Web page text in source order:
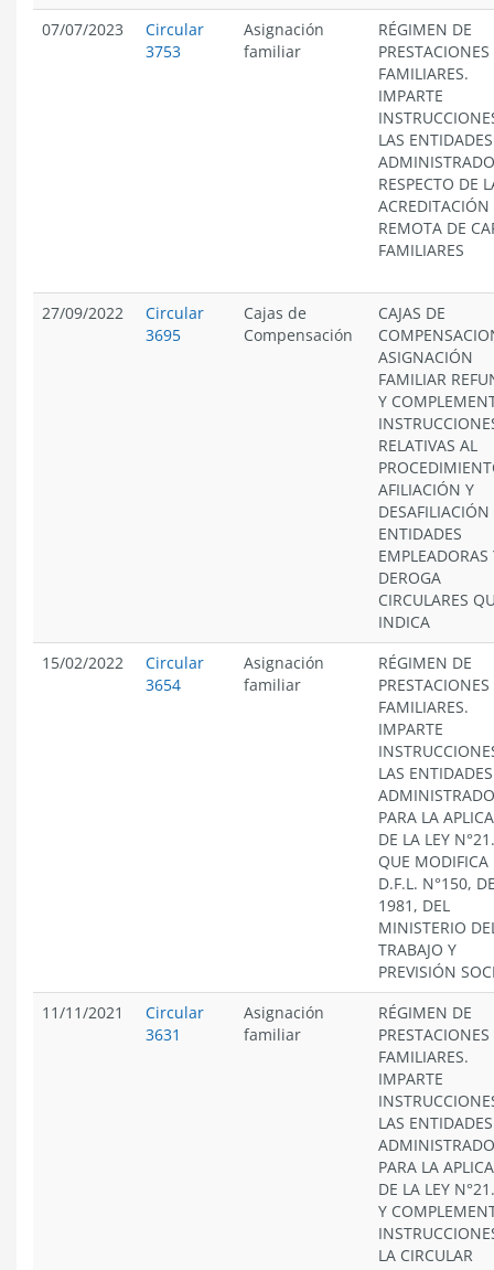
07/07/2023
Circular
3753
Asignación
familiar
RÉGIMEN DE
PRESTACIONES
FAMILIARES.
IMPARTE
LAS ENTIDADES
RESPECTO DE
ACREDITACIÓN
REMOTA DE
FAMILIARES
27/09/2022
Circular
3695
Cajas de
Compensación
CAJAS DE
ASIGNACIÓN
FAMILIAR
Y
RELATIVAS AL
AFILIACIÓN Y
DESAFILIACIÓN
ENTIDADES
EMPLEADORAS
DEROGA
CIRCULARES
INDICA
15/02/2022
Circular
3654
Asignación
familiar
RÉGIMEN DE
PRESTACIONES
FAMILIARES.
IMPARTE
LAS ENTIDADES
PARA LA
DE LA LEY
QUE MODIFICA
D.F.L. N°150,
1981, DEL
MINISTERIO
TRABAJO Y
PREVISIÓN
11/11/2021
Circular
3631
Asignación
familiar
RÉGIMEN DE
PRESTACIONES
FAMILIARES.
IMPARTE
LAS ENTIDADES
PARA LA
DE LA LEY
Y
LA CIRCULAR